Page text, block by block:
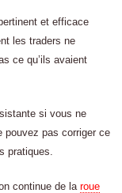
et efficace
les traders ne
ce qu’ils avaient
si vous ne
pouvez pas corriger ce
pratiques.
continue de la roue